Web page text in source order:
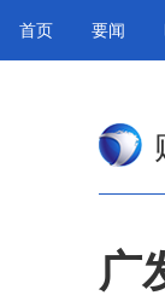
首页 要闻
广